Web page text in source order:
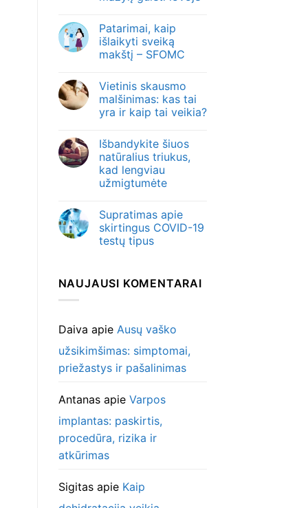
Patarimai, kaip
išlaikyti sveiką
makštį – SFOMC
Vietinis skausmo
malšinimas: kas tai
yra ir kaip tai veikia?
Išbandykite šiuos
natūralius triukus,
kad lengviau
užmigtumėte
Supratimas apie
skirtingus COVID-19
testų tipus
NAUJAUSI KOMENTARAI
Daiva apie Ausų vaško
užsikimšimas: simptomai,
priežastys ir pašalinimas
Antanasapie Varpos
implantas: paskirtis,
procedūra, rizika ir
atkūrimas
Sigitasapie Kaip